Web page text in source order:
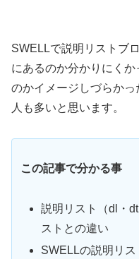
SWELLで説明リストブ
にあるのか分かりにく
のかイメージしづらか
人も多いと思います。
この記事で分かる事
説明リスト（dl・
ストとの違い
SWELLの説明リ